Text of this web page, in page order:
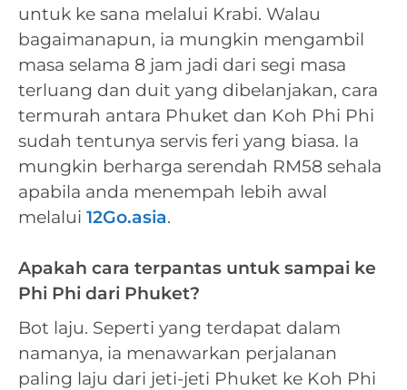
untuk ke sana melalui Krabi. Walau
bagaimanapun, ia mungkin mengambil
masa selama 8 jam jadi dari segi masa
terluang dan duit yang dibelanjakan, cara
termurah antara Phuket dan Koh Phi Phi
sudah tentunya servis feri yang biasa. Ia
mungkin berharga serendah RM58 sehala
apabila anda menempah lebih awal
melalui 12Go.asia.
Apakah cara terpantas untuk sampai ke
Phi Phi dari Phuket?
Bot laju. Seperti yang terdapat dalam
namanya, ia menawarkan perjalanan
paling laju dari jeti-jeti Phuket ke Koh Phi